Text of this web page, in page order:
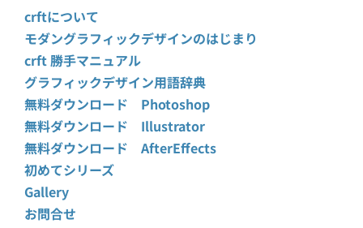
crftについて
モダングラフィックデザインのはじまり
crft 勝手マニュアル
グラフィックデザイン用語辞典
無料ダウンロード Photoshop
無料ダウンロード Illustrator
無料ダウンロード AfterEffects
初めてシリーズ
Gallery
お問合せ